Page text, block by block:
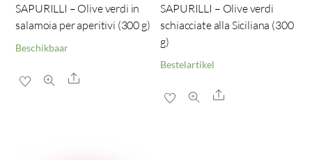
SAPURILLI – Olive verdi in
salamoia per aperitivi (300 g)
Beschikbaar
Share
SAPURILLI – Olive verdi
schiacciate alla Siciliana (300
g)
Bestelartikel
Share